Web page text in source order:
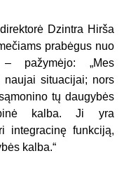
Dzintra Hirša
prabėgus nuo
– pažymėjo: „Mes
naujai situacijai; nors
tų daugybės
kalba. Ji yra
integracinę funkciją,
kalba.“